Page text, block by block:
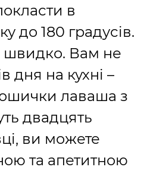
в
до 180 градусів.
швидко. Вам не
дня на кухні –
лаваша з
двадцять
ви можете
та апетитною